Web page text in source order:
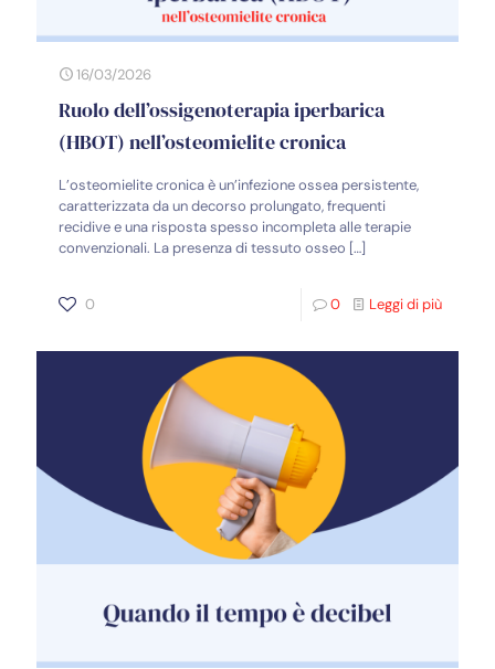
16/03/2026
Ruolo dell’ossigenoterapia iperbarica
(HBOT) nell’osteomielite cronica
L’osteomielite cronica è un’infezione ossea persistente,
caratterizzata da un decorso prolungato, frequenti
recidive e una risposta spesso incompleta alle terapie
convenzionali. La presenza di tessuto osseo […]
0 0 Leggi di più